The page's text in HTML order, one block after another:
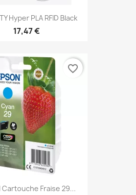
Hyper PLA RFID Black
17,47 €
Cartouche Fraise 29...
favorite_border